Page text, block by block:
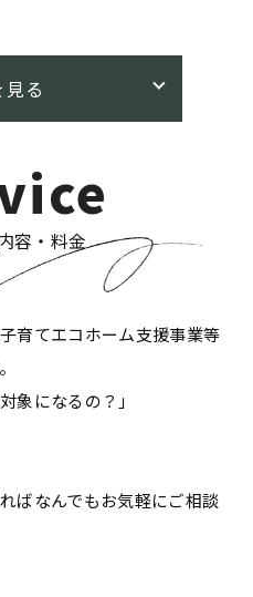
容・料金
育てエコホーム支援事業等
象になるの？」
ばなんでもお気軽にご相談